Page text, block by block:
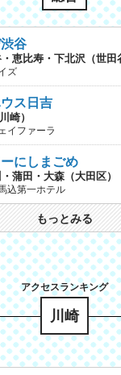
谷
恵比寿・下北沢（世田
ズ
ス日吉
崎）
イファーラ
にしまごめ
蒲田・大森（大田区）
込第一ホテル
もっとみる
川崎